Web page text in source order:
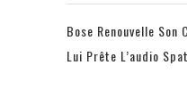
Bose Renouvelle
Lui Prête L’audio